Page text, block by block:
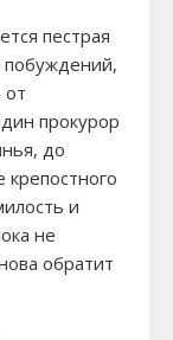
пестрая
побуждений,
от
прокурор
до
и
не
обратит